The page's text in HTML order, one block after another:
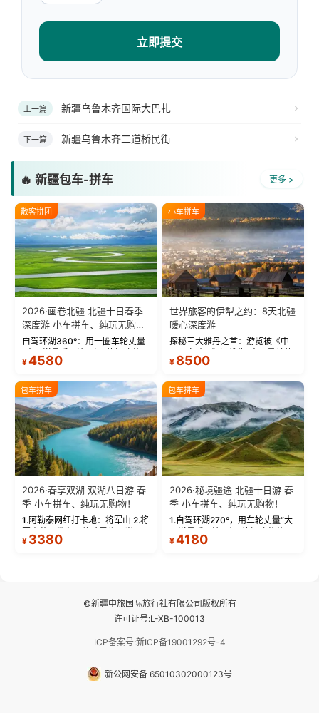
立即提交
上一篇 新疆乌鲁木齐国际大巴扎
下一篇 新疆乌鲁木齐二道桥民街
🔥 新疆包车-拼车 更多 >
散客拼团
2026·画卷北疆 北疆十日春季
深度游 小车拼车、纯玩无购
物！
自驾环湖360°：用一圈车轮丈量
“大西洋最后一滴眼泪”的极致蔚
蓝。 赛湖旅拍：甄选多款风格服
绝美瞬间。 赛湖坦克300跟车视
频：专业摄影师...
¥4580
小车拼车
世界旅客的伊犁之约：8天北疆
暖心深度游
探秘三大雅丹之首：游览被《中
国国家地理》评选为“中国最美的
三大雅丹”第一名的克拉玛依魔鬼
瓦人最大村落——禾木村，欣赏
晨雾与小木...
¥ 8500
包车拼车
2026·春享双湖 双湖八日游 春
季 小车拼车、纯玩无购物！
1.阿勒泰网红打卡地：将军山 2.将
将军山，夕阳派对，蹦迪party 4.
¥ 3380
包车拼车
2026·秘境疆途 北疆十日游 春
季 小车拼车、纯玩无购物！
1.自驾环湖270°，用车轮丈量“大
让雪山、花海与深邃湖水在转弯
¥4180
©新疆中旅国际旅行社有限公司版权所有
许可证号:L-XB-100013
ICP备案号:新ICP备19001292号-4
新公网安备 65010302000123号